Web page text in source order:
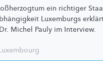
ein richtiger
Luxemburgs
Michel Pauly im Interview.